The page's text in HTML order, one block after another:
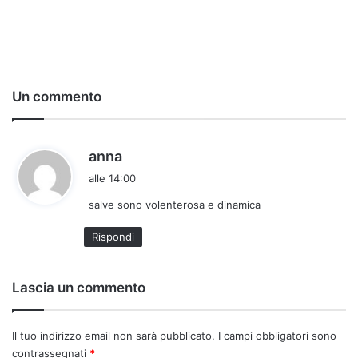
Un commento
anna
e
t
t
alle 14:00
salve sono volenterosa e dinamica
Rispondi
Lascia un commento
Il tuo indirizzo email non sarà pubblicato. I campi obbligatori sono
contrassegnati *